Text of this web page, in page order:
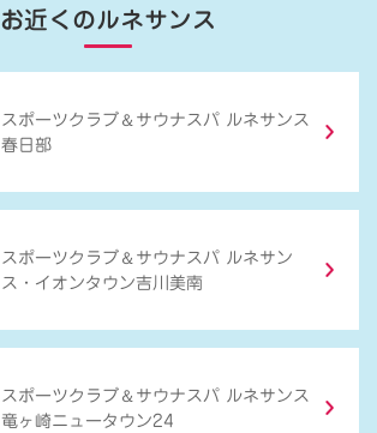
お近くのルネサンス
スポーツクラブ ＆ サウナスパ ルネサンス
春日部
スポーツクラブ ＆ サウナスパ ルネサン
ス・イオンタウン吉川美南
スポーツクラブ ＆ サウナスパ ルネサンス
竜ヶ崎ニュータウン24